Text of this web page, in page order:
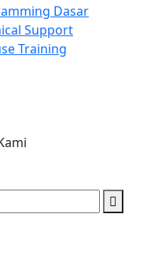
Dasar
Support
Training